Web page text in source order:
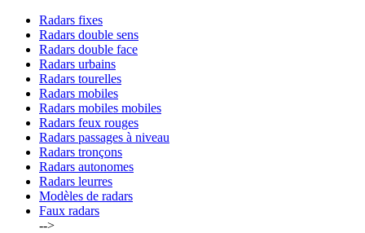
Radars fixes
Radars double sens
Radars double face
Radars urbains
Radars tourelles
Radars mobiles
Radars mobiles mobiles
Radars feux rouges
Radars passages à niveau
Radars tronçons
Radars autonomes
Radars leurres
Modèles de radars
Faux radars
-->